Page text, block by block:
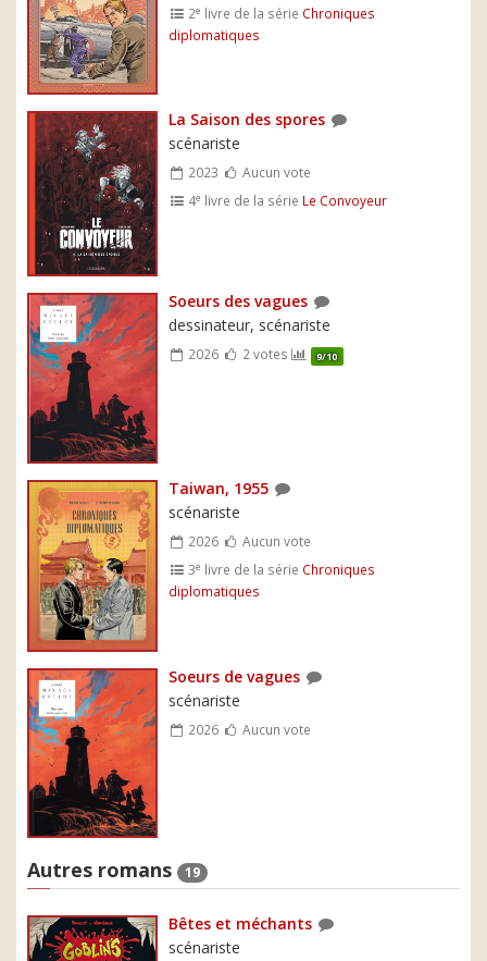
2e livre de la série Chroniques
diplomatiques
La Saison des spores
scénariste
2023
Aucun vote
4e livre de la série Le Convoyeur
Soeurs des vagues
dessinateur, scénariste
2026 2 votes 9/10
Taiwan, 1955
scénariste
2026
Aucun vote
3e livre de la série Chroniques
diplomatiques
Soeurs de vagues
scénariste
2026 Aucun vote
Autres romans 19
Bêtes et méchants
scénariste